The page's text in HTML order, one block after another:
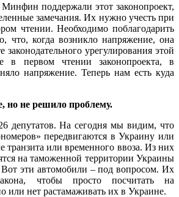
поддержали этот законопроект,
замечания. Их нужно учесть при
чтении. Необходимо поблагодарить
что, когда возникло напряжение, она
законодательного урегулирования этой
в первом чтении законопроекта, в
напряжение. Теперь нам есть куда
но не решило проблему.
депутатов. На сегодня мы видим, что
передвигаются в Украину или
или временного ввоза. Из них
на таможенной территории Украины
эти автомобили – под вопросом. Их
чтобы просто посчитать на
или нет растамаживать их в Украине.